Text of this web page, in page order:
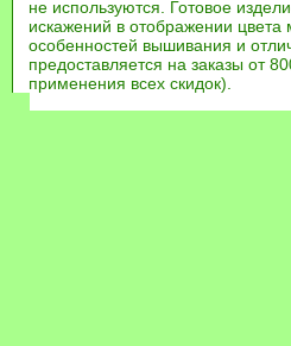
не используются. Готовое
искажений в отображении
особенностей вышивания и
предоставляется на заказы от
применения всех скидок).